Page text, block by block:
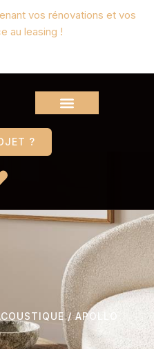
vos rénovations et vos
au leasing !
?
/ APOLLO